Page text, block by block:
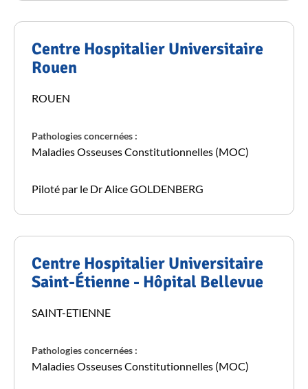
Centre Hospitalier Universitaire
Rouen
ROUEN
Pathologies concernées :
Maladies Osseuses Constitutionnelles (MOC)
Piloté par le Dr Alice GOLDENBERG
Centre Hospitalier Universitaire
Saint-Étienne - Hôpital Bellevue
SAINT-ETIENNE
Pathologies concernées :
Maladies Osseuses Constitutionnelles (MOC)